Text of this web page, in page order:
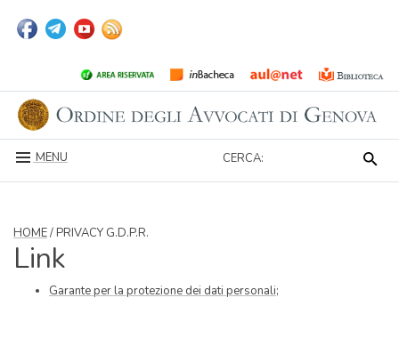
MENU CERCA:
HOME/ PRIVACY G.D.P.R.
Link
Garante per la protezione dei dati personali;